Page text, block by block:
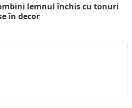
lemnul închis cu tonuri
în decor